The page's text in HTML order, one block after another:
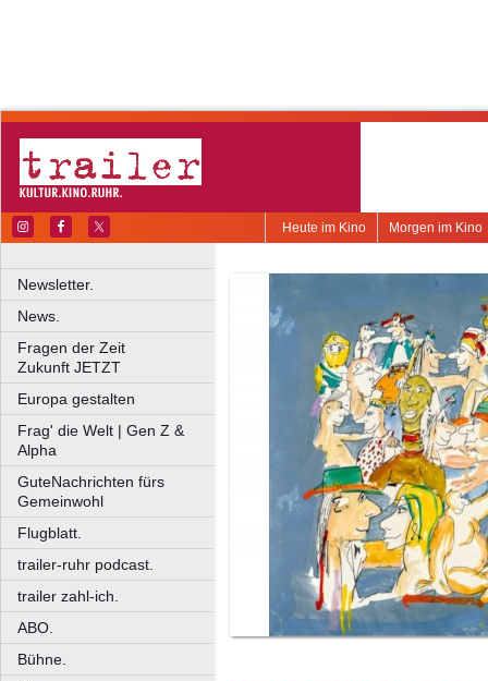
Morgen im Kino
Heute im Kino
Newsletter.
News.
Fragen der Zeit
Zukunft JETZT
Europa gestalten
Frag' die Welt | Gen Z &
Alpha
GuteNachrichten fürs
Gemeinwohl
Flugblatt.
trailer-ruhr podcast.
trailer zahl-ich.
ABO.
Bühne.